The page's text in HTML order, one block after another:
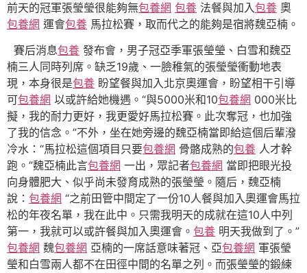
前天的冠軍張瑩瑩很能夠無包養網 包養 法餐與加入包養 奧
包養網 運會包養 馬拉松賽，取而代之的能夠是宿將魏亞楠。
賽后消息包養 發布會，男子冠亞季軍張瑩瑩、白雪和魏亞
楠三人同時列席。缺乏19歲、一臉稚氣的張瑩瑩衝動地表
現，本身很是包養 盼望餐與加入北京奧運會，盼望相干引導
可包養網 以或許給她機遇。“與5000米和10包養網 000米比
擬，我的耐力更好，我更愛好馬拉松賽。此次奪冠，也加強
了我的信念。”不外，坐在她旁邊的魏亞楠當即給這個后輩潑
冷水：“馬拉松這個項目只要包養網 骨骼成熟的包養 人才幹
跑。”魏亞楠此言包養網 一出，眾記者包養網 當即把眼光投
向身體肥大、似乎尚未發育成熟的張瑩瑩。隨后，魏亞楠
說： 包養網 “之前田管中間定了一份10人餐與加入奧運會馬拉
松的年夜名單，我在此中。只需我明天的成就在這10人中列
第一，我就可以或許餐與加入奧運會。 包養 明天我做到了。”
包養網 魏包養網 亞楠的一席話意味著冠、亞包養網 軍張瑩
瑩和白雪兩人都不在田徑中間的名單之列。而張瑩瑩的鍛練